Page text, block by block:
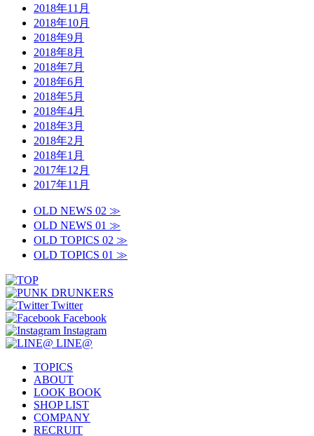
2018年11月
2018年10月
2018年9月
2018年8月
2018年7月
2018年6月
2018年5月
2018年4月
2018年3月
2018年2月
2018年1月
2017年12月
2017年11月
OLD NEWS 02 ≫
OLD NEWS 01 ≫
OLD TOPICS 02 ≫
OLD TOPICS 01 ≫
Twitter
Facebook
Instagram
LINE@
TOPICS
ABOUT
LOOK BOOK
SHOP LIST
COMPANY
RECRUIT